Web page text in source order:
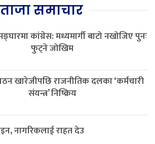
ताजा समाचार
कांग्रेस: मध्यमार्गी बाटो नखोजिए पुनः
फुट्ने जोखिम
खारेजीपछि राजनीतिक दलका ‘कर्मचारी
संयन्त्र’ निष्क्रिय
नागरिकलाई राहत देउ